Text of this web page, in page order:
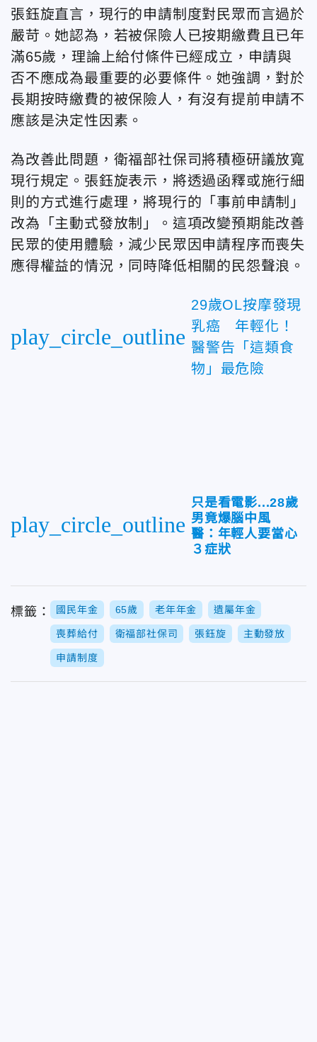
張鈺旋直言，現行的申請制度對民眾而言過於
嚴苛。她認為，若被保險人已按期繳費且已年
滿65歲，理論上給付條件已經成立，申請與
否不應成為最重要的必要條件。她強調，對於
長期按時繳費的被保險人，有沒有提前申請不
應該是決定性因素。
為改善此問題，衛福部社保司將積極研議放寬
現行規定。張鈺旋表示，將透過函釋或施行細
則的方式進行處理，將現行的「事前申請制」
改為「主動式發放制」。這項改變預期能改善
民眾的使用體驗，減少民眾因申請程序而喪失
應得權益的情況，同時降低相關的民怨聲浪。
play_circle_outline
29歲OL按摩發現
乳癌 年輕化！
醫警告「這類食
物」最危險
play_circle_outline
只是看電影...28歲
男竟爆腦中風
醫：年輕人要當心
３症狀
標籤： 國民年金 65歲 老年年金 遺屬年金
喪葬給付 衛福部社保司 張鈺旋 主動發放
申請制度